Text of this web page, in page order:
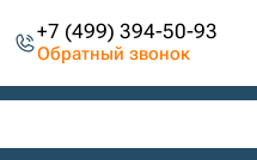
+7 (499) 394-50-93
Обратный звонок